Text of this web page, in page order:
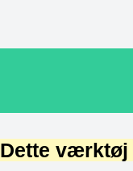
Dette værktøj